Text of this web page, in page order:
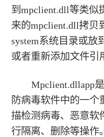
到mpclient.dll等类似
来的mpclient.dll拷贝
system系统目录或放
或者重新添加文件引
Mpclient.dllapp
防病毒软件中的一个
描检测病毒、恶意软
行隔离、删除等操作。